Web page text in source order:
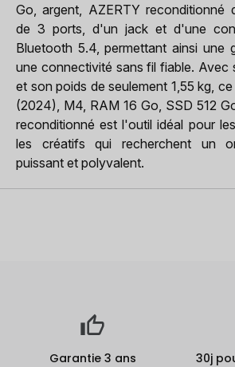
Go, argent, AZERTY reconditionné
de 3 ports, d'un jack et d'une
Bluetooth 5.4, permettant ainsi une
une connectivité sans fil fiable. Avec
et son poids de seulement 1,55 kg,
(2024), M4, RAM 16 Go, SSD 512
reconditionné est l'outil idéal pour
les créatifs qui recherchent un
puissant et polyvalent.
Garantie 3 ans 30j